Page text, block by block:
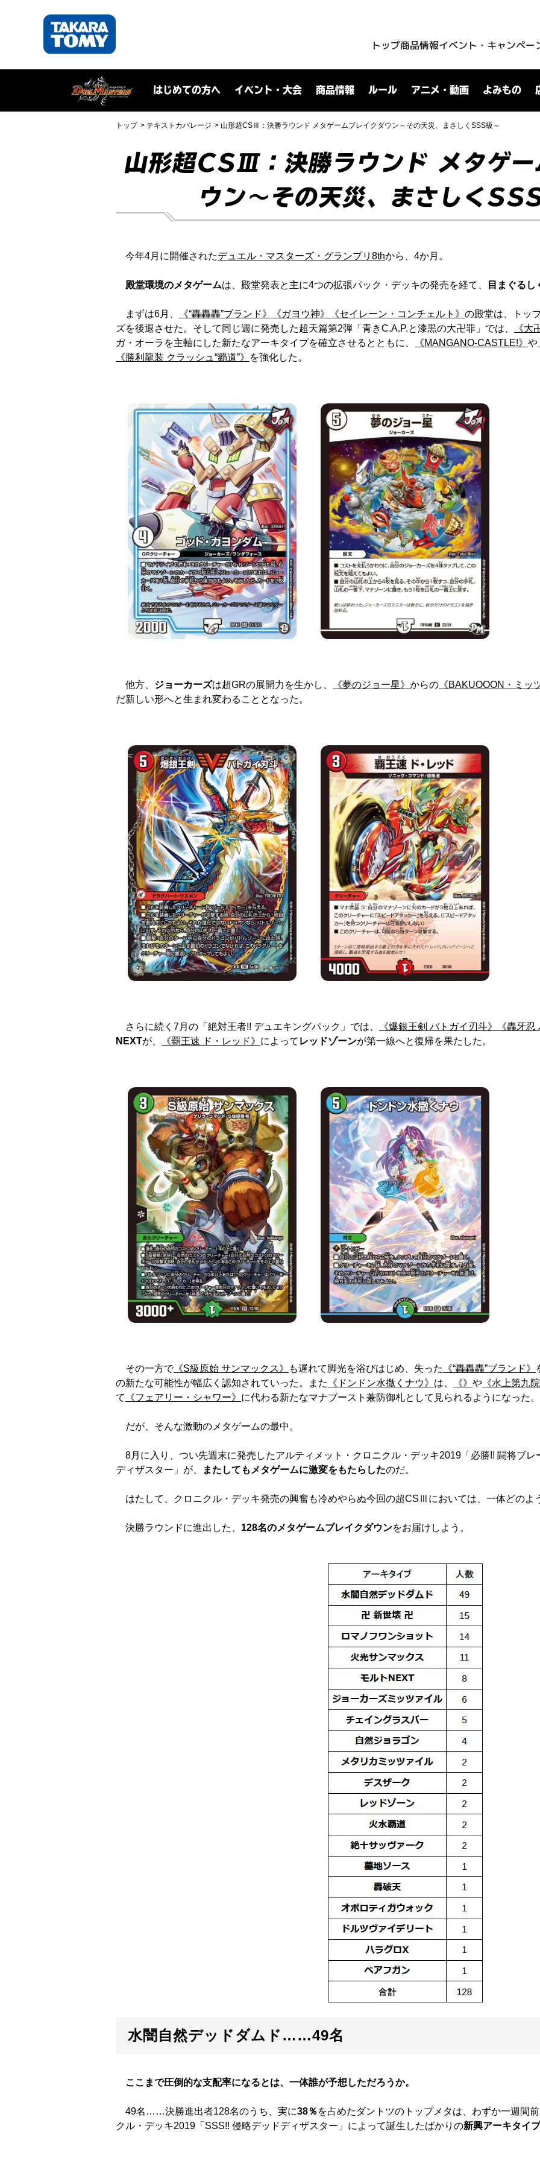
トップ商品情報イベント・キャンペー
はじめての方へ イベント・大会 商品情報 ルール アニメ・動画 よみもの
トップ テキストカバレージ 山形超CSⅢ：決勝ラウンド メタゲームブレイクダウン～その天災、まさしくSSS級～
山形超CSⅢ：決勝ラウンド メタゲー
ウン～その天災、まさしく
今年4月に開催されたデュエル・マスターズ・グランプリ8thから、4か月。
殿堂環境のメタゲームは、殿堂発表と主に4つの拡張パック・デッキの発売を経て、 目まぐるし
まずは6月、 《“轟轟轟”ブランド》 《ガヨウ神》 《セイレーン・コンチェルト》 の殿堂は、トッ
ズを後退させた。そして同じ週に発売した超天篇第2弾「青きC.A.P.と漆黒の大卍罪」では、
《大
ガ・オーラを主軸にした新たなアーキタイプを確立させるとともに、
《MANGANO-CASTLE!》 や
《勝利龍装 クラッシュ“覇道”》
を強化した。
他方、 ジョーカーズは超GRの展開力を生かし、 《夢のジョー星》 からの 《BAKUOOON・ミッ
だ新しい形へと生まれ変わることとなった。
さらに続く7月の「絶対王者!! デュエキングパック」では、 《爆銀王剣 バトガイ刃斗》 《轟牙忍
NEXTが、 《覇王速 ド・レッド》 によって レッドゾーンが第一線へと復帰を果たした。
その一方で《S級原始 サンマックス》 も遅れて脚光を浴びはじめ、失った 《“轟轟轟”ブランド》
の新たな可能性が幅広く認知されていった。また
《ドンドン水撒くナウ》 は、 《》 や 《水上第九
て
《フェアリー・シャワー》 に代わる新たなマナブースト兼防御札として見られるようになった。
だが、そんな激動のメタゲームの最中。
8月に入り、つい先週末に発売したアルティメット・クロニクル・デッキ2019「必勝!! 闘将ブレ
ディザスター」が、
またしてもメタゲームに激変をもたらしたのだ。
はたして、クロニクル・デッキ発売の興奮も冷めやらぬ今回の超CSⅢにおいては、一体どのよ
決勝ラウンドに進出した、 128名のメタゲームブレイクダウンをお届けしよう。
水闇自然デッドダムド……49名
ここまで圧倒的な支配率になるとは、一体誰が予想しただろうか。
49名……決勝進出者128名のうち、実に38％ を占めたダントツのトップメタは、わずか一週間
クル・デッキ2019「SSS!! 侵略デッドディザスター」によって誕生したばかりの新興アーキタイプ